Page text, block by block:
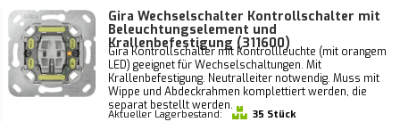
Gira Wechselschalter Kontrollschalter mit
Beleuchtungselement und
Krallenbefestigung (311600)
Gira Kontrollschalter mit Kontrollleuchte (mit orangem
LED) geeignet für Wechselschaltungen. Mit
Krallenbefestigung. Neutralleiter notwendig. Muss mit
Wippe und Abdeckrahmen komplettiert werden, die
separat bestellt werden.
Aktueller Lagerbestand:
35 Stück